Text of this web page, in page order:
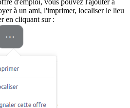
à un ami, l'imprimer, localiser le lieu
en cliquant sur :